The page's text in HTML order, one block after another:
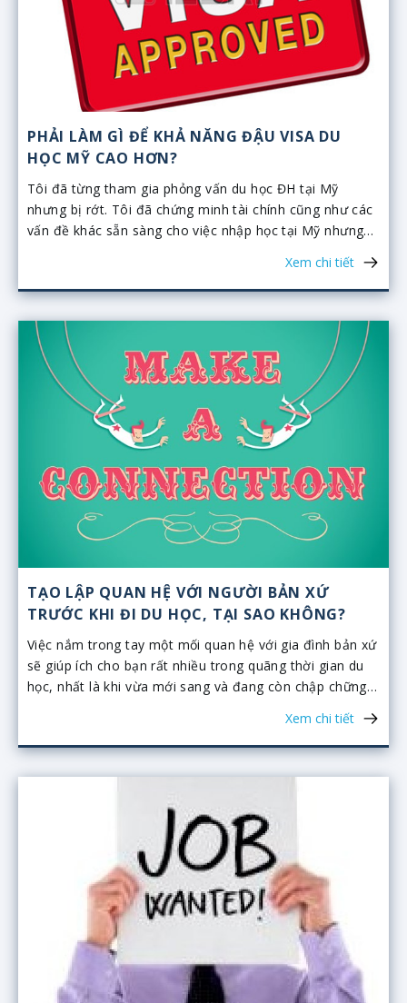
PHẢI LÀM GÌ ĐỂ KHẢ NĂNG ĐẬU VISA DU
HỌC MỸ CAO HƠN?
Tôi đã từng tham gia phỏng vấn du học ĐH tại Mỹ
nhưng bị rớt. Tôi đã chứng minh tài chính cũng như các
vấn đề khác sẵn sàng cho việc nhập học tại Mỹ nhưng
tục phỏng vấn, liệu tôi có bị rớt nữa hay không? Vì sao?
Tôi cần phải làm gì để khả năng đậu visa cao hơn?
Xem chi tiết
TẠO LẬP QUAN HỆ VỚI NGƯỜI BẢN XỨ
TRƯỚC KHI ĐI DU HỌC, TẠI SAO KHÔNG?
Việc nắm trong tay một mối quan hệ với gia đình bản xứ
sẽ giúp ích cho bạn rất nhiều trong quãng thời gian du
học, nhất là khi vừa mới sang và đang còn chập chững
Xem chi tiết